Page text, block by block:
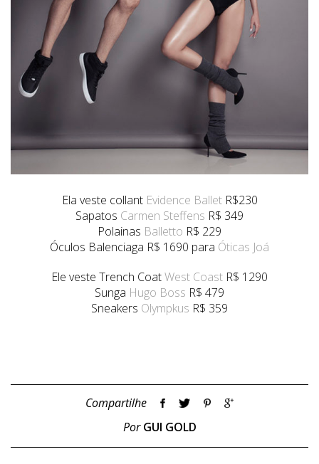
Ela veste collant Evidence BalletR$230
Sapatos Carmen Steffens R$ 349
Polainas Balletto R$ 229
Óculos Balenciaga R$ 1690 para Óticas Joá
Ele veste Trench CoatWest Coast R$ 1290
Sunga Hugo Boss R$ 479
Sneakers Olympkus R$ 359
Compartilhe
PorGUI GOLD